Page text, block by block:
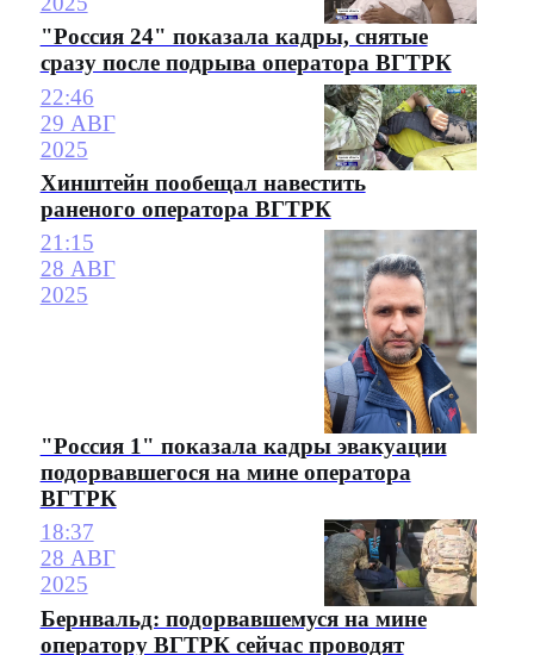
"Россия 24" показала кадры, снятые
сразу после подрыва оператора ВГТРК
22:46
29 АВГ
2025
Хинштейн пообещал навестить
раненого оператора ВГТРК
21:15
28 АВГ
2025
"Россия 1" показала кадры эвакуации
подорвавшегося на мине оператора
ВГТРК
18:37
28 АВГ
2025
Бернвальд: подорвавшемуся на мине
оператору ВГТРК сейчас проводят